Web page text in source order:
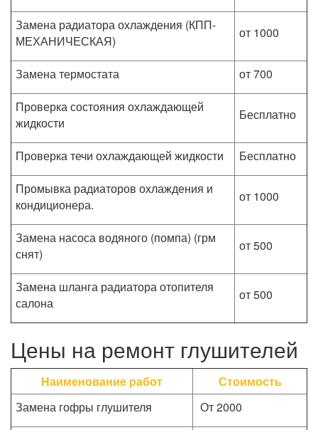
Замена радиатора охлаждения (КПП-
МЕХАНИЧЕСКАЯ)
от 1000
Замена термостата
от 700
Проверка состояния охлаждающей
жидкости
Бесплатно
Проверка течи охлаждающей жидкости
Бесплатно
Промывка радиаторов охлаждения и
кондиционера.
от 1000
Замена насоса водяного (помпа) (грм
снят)
от 500
Замена шланга радиатора отопителя
салона
от 500
Цены на ремонт глушителей
Наименование работ
Стоимость
Замена гофры глушителя
От 2000